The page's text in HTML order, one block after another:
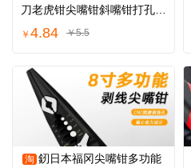
刀老虎钳尖嘴钳斜嘴钳打孔钳
圆嘴钳弯嘴钳
￥ 4.84 ￥5.5
淘 釰日本福冈尖嘴钳多功能